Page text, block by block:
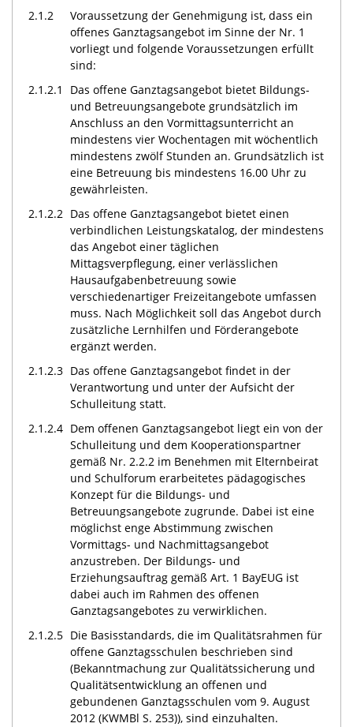
2.1.2
Voraussetzung der Genehmigung ist, dass ein
offenes Ganztagsangebot im Sinne der Nr. 1
vorliegt und folgende Voraussetzungen erfüllt
sind:
2.1.2.1
Das offene Ganztagsangebot bietet Bildungs-
und Betreuungsangebote grundsätzlich im
Anschluss an den Vormittagsunterricht an
mindestens vier Wochentagen mit wöchentlich
mindestens zwölf Stunden an. Grundsätzlich ist
eine Betreuung bis mindestens 16.00 Uhr zu
gewährleisten.
2.1.2.2 Das offene Ganztagsangebot bietet einen
verbindlichen Leistungskatalog, der mindestens
das Angebot einer täglichen
Mittagsverpflegung, einer verlässlichen
Hausaufgabenbetreuung sowie
verschiedenartiger Freizeitangebote umfassen
muss. Nach Möglichkeit soll das Angebot durch
zusätzliche Lernhilfen und Förderangebote
ergänzt werden.
2.1.2.3 Das offene Ganztagsangebot findet in der
Verantwortung und unter der Aufsicht der
Schulleitung statt.
2.1.2.4 Dem offenen Ganztagsangebot liegt ein von der
Schulleitung und dem Kooperationspartner
gemäß Nr. 2.2.2 im Benehmen mit Elternbeirat
und Schulforum erarbeitetes pädagogisches
Konzept für die Bildungs- und
Betreuungsangebote zugrunde. Dabei ist eine
möglichst enge Abstimmung zwischen
Vormittags- und Nachmittagsangebot
anzustreben. Der Bildungs- und
Erziehungsauftrag gemäß Art. 1 BayEUG ist
dabei auch im Rahmen des offenen
Ganztagsangebotes zu verwirklichen.
2.1.2.5 Die Basisstandards, die im Qualitätsrahmen für
offene Ganztagsschulen beschrieben sind
(Bekanntmachung zur Qualitätssicherung und
Qualitätsentwicklung an offenen und
gebundenen Ganztagsschulen vom 9. August
2012 (KWMBl S. 253)), sind einzuhalten.